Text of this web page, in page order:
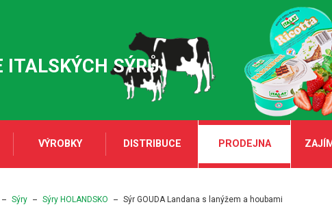
ITALSKÝCH SÝRŮ
VÝROBKY DISTRIBUCE PRODEJNA
Sýry Sýry HOLANDSKO Sýr GOUDA Landana s lanýžem a houbami